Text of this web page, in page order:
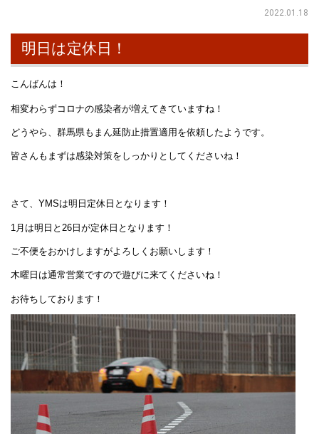
2022.01.18
明日は定休日！
こんばんは！
相変わらずコロナの感染者が増えてきていますね！
どうやら、群馬県もまん延防止措置適用を依頼したようです。
皆さんもまずは感染対策をしっかりとしてくださいね！
さて、YMSは明日定休日となります！
1月は明日と26日が定休日となります！
ご不便をおかけしますがよろしくお願いします！
木曜日は通常営業ですので遊びに来てくださいね！
お待ちしております！